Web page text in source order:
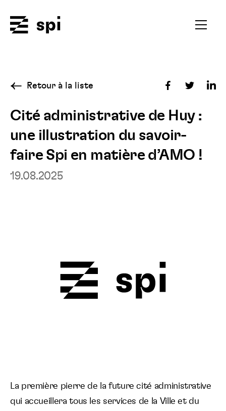
Ouvrir
Retour à la liste
Partager
sur
FacebookTwitter
Cité administrative de Huy :
une illustration du savoir-
faire Spi en matière d’AMO !
19.08.2025
La première pierre de la future cité administrative
qui accueillera tous les services de la Ville et du